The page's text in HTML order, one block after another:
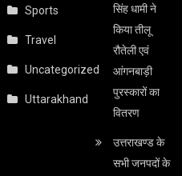
Sports
Travel
Uncategorized
Uttarakhand
सिंह धामी ने
किया तीलू
रौतेली एवं
आंगनबाड़ी
पुरस्कारों का
वितरण
उत्तराखण्ड के
सभी जनपदों के